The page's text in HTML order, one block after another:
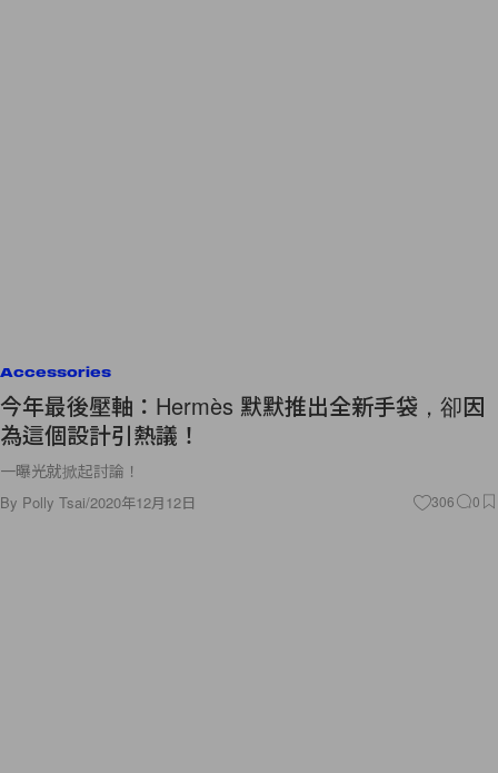
Accessories
今年最後壓軸：Hermès 默默推出全新手袋，卻因
為這個設計引熱議！
一曝光就掀起討論！
By Polly Tsai/2020年12月12日 306 0